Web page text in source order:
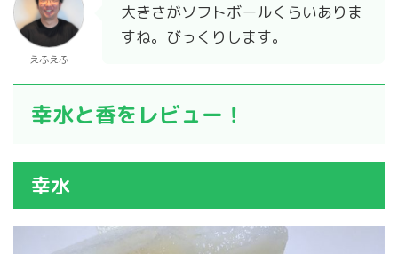
えふえふ
大きさがソフトボールくらいありま
すね。びっくりします。
幸水と香をレビュー！
幸水